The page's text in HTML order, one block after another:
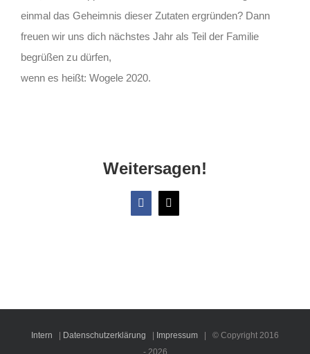
einmal das Geheimnis dieser Zutaten ergründen? Dann
freuen wir uns dich nächstes Jahr als Teil der Familie
begrüßen zu dürfen,
wenn es heißt: Wogele 2020.
Weitersagen!
Facebook
X
Intern | Datenschutzerklärung | Impressum | © Copyright 2016
- 2026